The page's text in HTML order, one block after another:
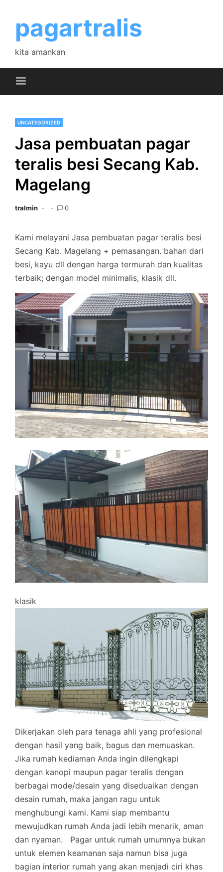
contentpagartralis
kita amankan
UNCATEGORIZED
Jasa pembuatan pagar
teralis besi Secang Kab.
Magelang
tralmin 0
Kami melayani Jasa pembuatan pagar teralis besi
Secang Kab. Magelang + pemasangan. bahan dari
besi, kayu dll dengan harga termurah dan kualitas
terbaik; dengan model minimalis, klasik dll.
klasik
Dikerjakan oleh para tenaga ahli yang profesional
dengan hasil yang baik, bagus dan memuaskan.
Jika rumah kediaman Anda ingin dilengkapi
dengan kanopi maupun pagar teralis dengan
berbagai mode/desain yang diseduaikan dengan
desain rumah, maka jangan ragu untuk
menghubungi kami. Kami siap membantu
mewujudkan rumah Anda jadi lebih menarik, aman
dan nyaman.
Pagar untuk rumah umumnya bukan
untuk elemen keamanan saja namun bisa juga
bagian interior rumah yang akan menjadi ciri khas